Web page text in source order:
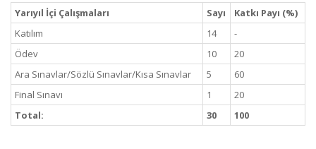
Yarıyıl İçi Çalışmaları Sayı
Katkı Payı (%)
Katılım
14
-
Ödev
10
20
Ara Sınavlar/Sözlü Sınavlar/Kısa Sınavlar
5
60
Final Sınavı
1
20
Total:
30 100